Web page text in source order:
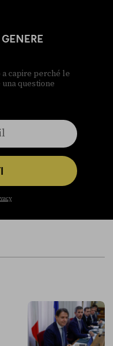
capire perché le
questione